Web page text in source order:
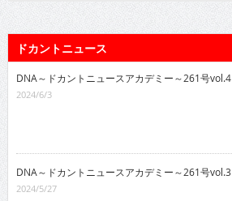
ドカントニュース
DNA～ドカントニュースアカデミー～261号vol.4
2024/6/3
DNA～ドカントニュースアカデミー～261号vol.3
2024/5/27